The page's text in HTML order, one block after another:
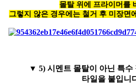
몰탈 위에 프라이머를
그렇지 않은 경우에는 철거 후 미장면
▼ 5) 시멘트 몰탈이 아닌 특수
타일을 붙입니